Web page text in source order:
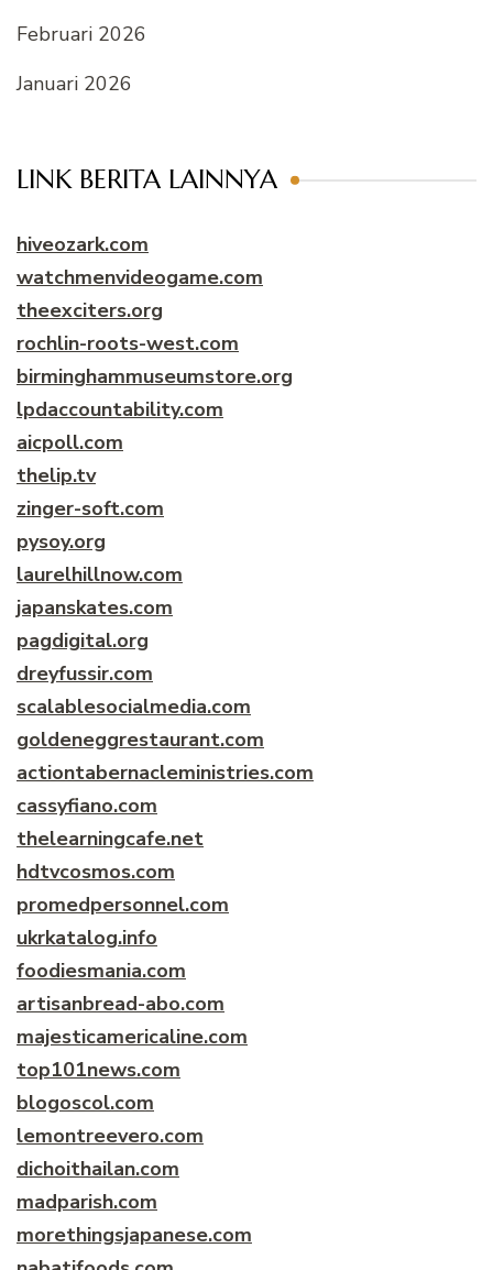
Februari 2026
Januari 2026
LINK BERITA LAINNYA
hiveozark.com
watchmenvideogame.com
theexciters.org
rochlin-roots-west.com
birminghammuseumstore.org
lpdaccountability.com
aicpoll.com
thelip.tv
zinger-soft.com
pysoy.org
laurelhillnow.com
japanskates.com
pagdigital.org
dreyfussir.com
scalablesocialmedia.com
goldeneggrestaurant.com
actiontabernacleministries.com
cassyfiano.com
thelearningcafe.net
hdtvcosmos.com
promedpersonnel.com
ukrkatalog.info
foodiesmania.com
artisanbread-abo.com
majesticamericaline.com
top101news.com
blogoscol.com
lemontreevero.com
dichoithailan.com
madparish.com
morethingsjapanese.com